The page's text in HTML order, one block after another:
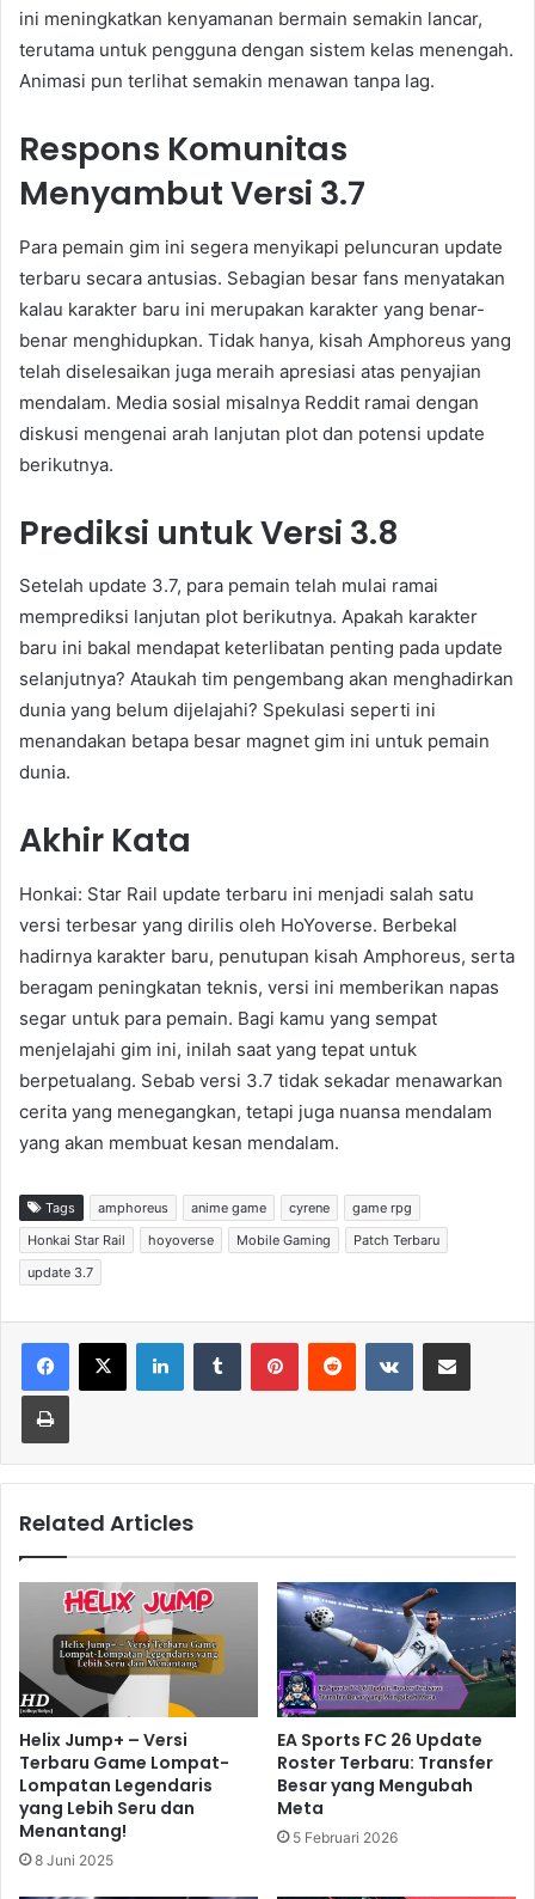
ini meningkatkan kenyamanan bermain semakin lancar,
terutama untuk pengguna dengan sistem kelas menengah.
Animasi pun terlihat semakin menawan tanpa lag.
Respons Komunitas
Menyambut Versi 3.7
Para pemain gim ini segera menyikapi peluncuran update
terbaru secara antusias. Sebagian besar fans menyatakan
kalau karakter baru ini merupakan karakter yang benar-
benar menghidupkan. Tidak hanya, kisah Amphoreus yang
telah diselesaikan juga meraih apresiasi atas penyajian
mendalam. Media sosial misalnya Reddit ramai dengan
diskusi mengenai arah lanjutan plot dan potensi update
berikutnya.
Prediksi untuk Versi 3.8
Setelah update 3.7, para pemain telah mulai ramai
memprediksi lanjutan plot berikutnya. Apakah karakter
baru ini bakal mendapat keterlibatan penting pada update
selanjutnya? Ataukah tim pengembang akan menghadirkan
dunia yang belum dijelajahi? Spekulasi seperti ini
menandakan betapa besar magnet gim ini untuk pemain
dunia.
Akhir Kata
Honkai: Star Rail update terbaru ini menjadi salah satu
versi terbesar yang dirilis oleh HoYoverse. Berbekal
hadirnya karakter baru, penutupan kisah Amphoreus, serta
beragam peningkatan teknis, versi ini memberikan napas
segar untuk para pemain. Bagi kamu yang sempat
menjelajahi gim ini, inilah saat yang tepat untuk
berpetualang. Sebab versi 3.7 tidak sekadar menawarkan
cerita yang menegangkan, tetapi juga nuansa mendalam
yang akan membuat kesan mendalam.
Tags amphoreus anime game cyrene
game rpg
Honkai Star Rail
hoyoverse Mobile Gaming
Patch Terbaru
update 3.7
Related Articles
Helix Jump+ – Versi
Terbaru Game Lompat-
Lompatan Legendaris
yang Lebih Seru dan
Menantang!
8 Juni 2025
EA Sports FC 26 Update
Roster Terbaru: Transfer
Besar yang Mengubah
Meta
5 Februari 2026